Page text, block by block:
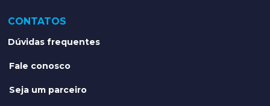
CONTATOS
Dúvidas frequentes
Fale conosco
Seja um parceiro